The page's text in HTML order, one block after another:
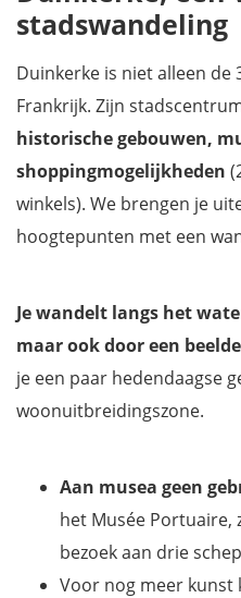
stadswandeling
Duinkerke is niet alleen de
Frankrijk. Zijn
historische gebouwen,
shoppingmogelijkheden
winkels). We brengen je
hoogtepunten met een
Je wandelt langs het
maar ook door een
je een paar hedendaagse
woonuitbreidingszone.
Aan musea geen
het Musée Portuaire,
bezoek aan drie
Voor nog meer kunst